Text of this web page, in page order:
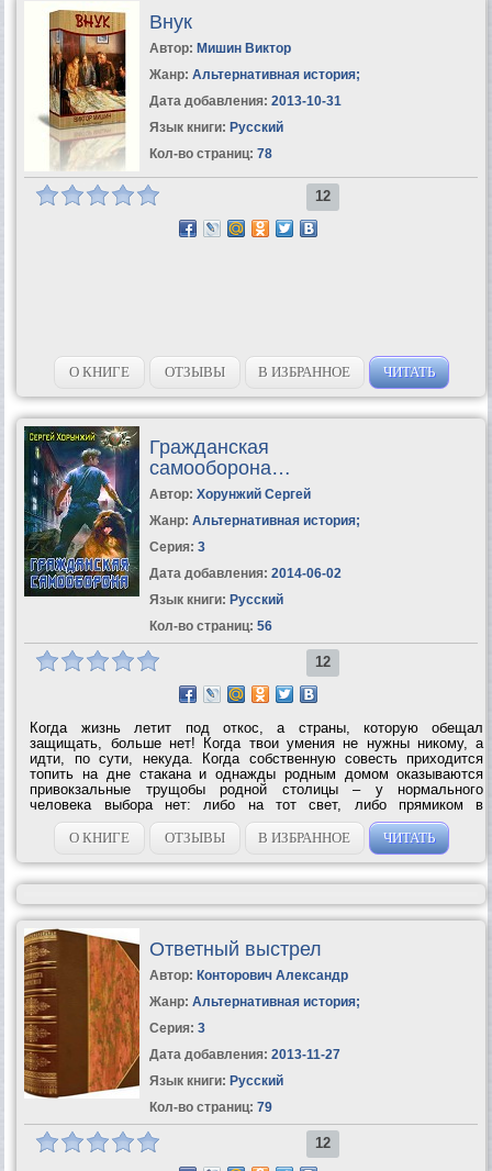
Внук
Автор: Мишин Виктор
Жанр: Альтернативная история;
Дата добавления: 2013-10-31
Язык книги: Русский
Кол-во страниц: 78
12
О КНИГЕ ОТЗЫВЫ В ИЗБРАННОЕ ЧИТАТЬ
Гражданская
самооборона…
Автор: Хорунжий Сергей
Жанр: Альтернативная история;
Серия: 3
Дата добавления: 2014-06-02
Язык книги: Русский
Кол-во страниц: 56
12
Когда жизнь летит под откос, а страны, которую обещал
защищать, больше нет! Когда твои умения не нужны никому, а
идти, по сути, некуда. Когда собственную совесть приходится
топить на дне стакана и однажды родным домом оказываются
привокзальные трущобы родной столицы – у нормального
человека выбора нет: либо на тот свет, либо прямиком в
прекрасное далеко, то бишь в будущее! А чтоб нескучно было
одному насмешница-судьба загружает в...
О КНИГЕ ОТЗЫВЫ В ИЗБРАННОЕ ЧИТАТЬ
Ответный выстрел
Автор: Конторович Александр
Жанр: Альтернативная история;
Серия: 3
Дата добавления: 2013-11-27
Язык книги: Русский
Кол-во страниц: 79
12